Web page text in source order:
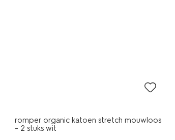
romper organic katoen stretch mouwloos
- 2 stuks wit